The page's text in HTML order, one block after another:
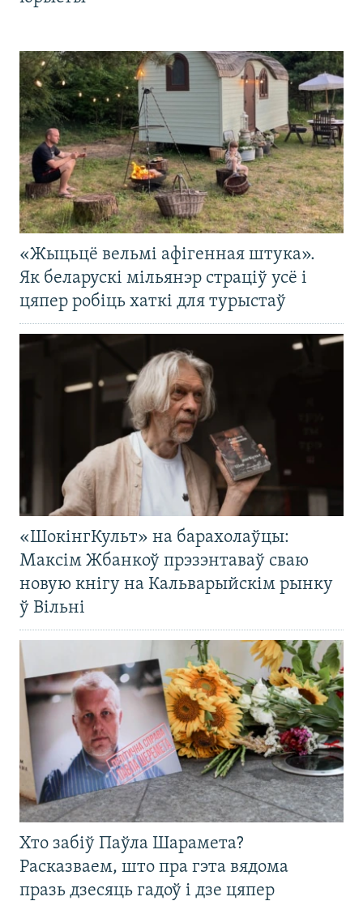
«Жыцьцё вельмі афігенная штука».
Як беларускі мільянэр страціў усё і
цяпер робіць хаткі для турыстаў
«ШокінгКульт» на барахолаўцы:
Максім Жбанкоў прэзэнтаваў сваю
новую кнігу на Кальварыйскім рынку
ў Вільні
Хто забіў Паўла Шарамета?
Расказваем, што пра гэта вядома
празь дзесяць гадоў і дзе цяпер